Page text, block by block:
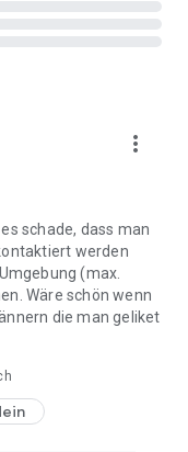
hier Respekt an
nach echter
Registriere dich
Werte teilen!
more_vert
schade, dass man
werden
(max.
Wäre schön wenn
die man geliket